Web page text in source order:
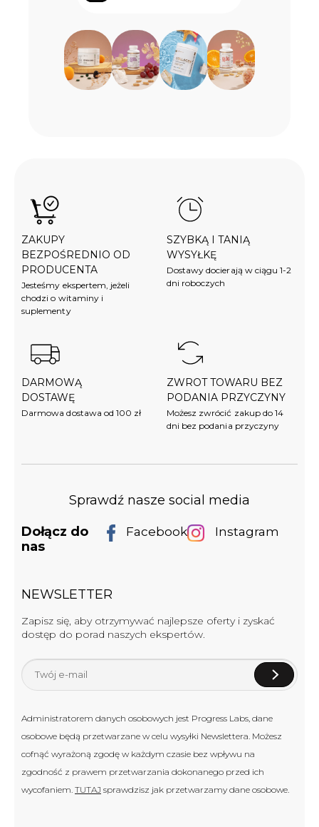
ZAKUPY
BEZPOŚREDNIO OD
PRODUCENTA
Jesteśmy ekspertem, jeżeli
chodzi o witaminy i
suplementy
SZYBKĄ I TANIĄ
WYSYŁKĘ
Dostawy docierają w ciągu 1-2
dni roboczych
DARMOWĄ
DOSTAWĘ
Darmowa dostawa od 100 zł
ZWROT TOWARU BEZ
PODANIA PRZYCZYNY
Możesz zwrócić zakup do 14
dni bez podania przyczyny
Sprawdź nasze social media
Dołącz do
nas
Facebook Instagram
NEWSLETTER
Zapisz się, aby otrzymywać najlepsze oferty i zyskać
dostęp do porad naszych ekspertów.
Administratorem danych osobowych jest Progress Labs, dane
osobowe będą przetwarzane w celu wysyłki Newslettera. Możesz
cofnąć wyrażoną zgodę w każdym czasie bez wpływu na
zgodność z prawem przetwarzania dokonanego przed ich
wycofaniem. TUTAJ sprawdzisz jak przetwarzamy dane osobowe.